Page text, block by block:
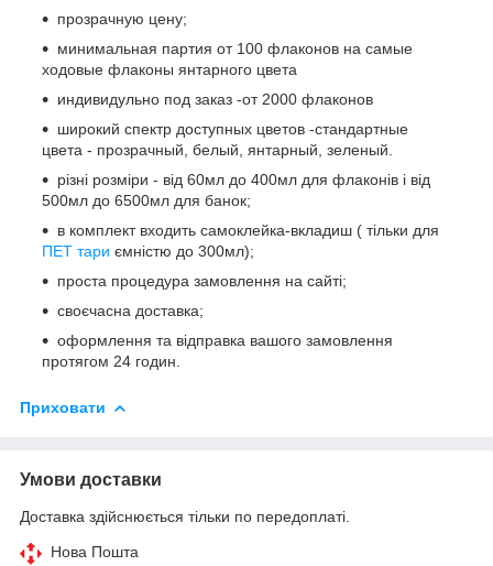
прозрачную цену;
минимальная партия от 100 флаконов на самые
ходовые флаконы янтарного цвета
индивидульно под заказ -от 2000 флаконов
широкий спектр доступных цветов -стандартные
цвета - прозрачный, белый, янтарный, зеленый.
різні розміри - від 60мл до 400мл для флаконів і від
500мл до 6500мл для банок;
в комплект входить самоклейка-вкладиш ( тільки для
ПЕТ тари ємністю до 300мл);
проста процедура замовлення на сайті;
своєчасна доставка;
оформлення та відправка вашого замовлення
протягом 24 годин.
Приховати
Умови доставки
Доставка здійснюється тільки по передоплаті.
Нова Пошта